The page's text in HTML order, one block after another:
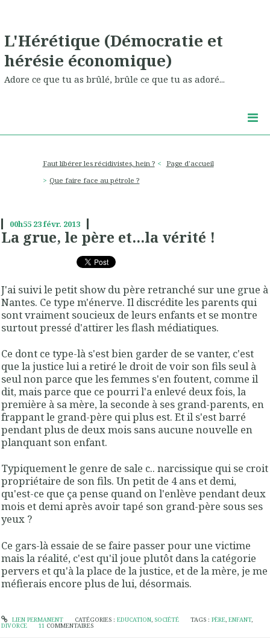
L'Hérétique (Démocratie et
hérésie économique)
Adore ce que tu as brûlé, brûle ce que tu as adoré...
Faut libérer les récidivistes, hein ?
Page d'accueil
Que faire face au pétrole ?
00h55 23févr. 2013
La grue, le père et...la vérité !
J'ai suivi le petit show du père retranché sur une grue à
Nantes. Ce type m'énerve. Il discrédite les parents qui
sont vraiment soucieux de leurs enfants et se montre
surtout pressé d'attirer les flash médiatiques.
Ce dont ce type-là s'est bien garder de se vanter, c'est
que la justice lui a retiré le droit de voir son fils seul à
seul non parce que les femmes s'en foutent, comme il
dit, mais parce que ce pourri l'a enlevé deux fois, la
première à sa mère, la seconde à ses grand-parents, en
frappant le grand-père qui plus est. Et il s'est barré
pendant plus de deux mois sans aucune nouvelle en
planquant son enfant.
Typiquement le genre de sale c.. narcissique qui se croit
propriétaire de son fils. Un petit de 4 ans et demi,
qu'est-ce que ça pense quand on l'enlève pendant deux
mois et demi après avoir tapé son grand-père sous ses
yeux ?
Ce gars-là essaie de se faire passer pour une victime
mais la réalité, c'est qu'il joue plutôt dans la catégorie
pervers et qu'à la place de la justice, et de la mère, je me
méfierais encore plus de lui, désormais.
LIEN PERMANENT CATÉGORIES : EDUCATION, SOCIÉTÉ TAGS :PÈRE,ENFANT,
DIVORCE 11 COMMENTAIRES